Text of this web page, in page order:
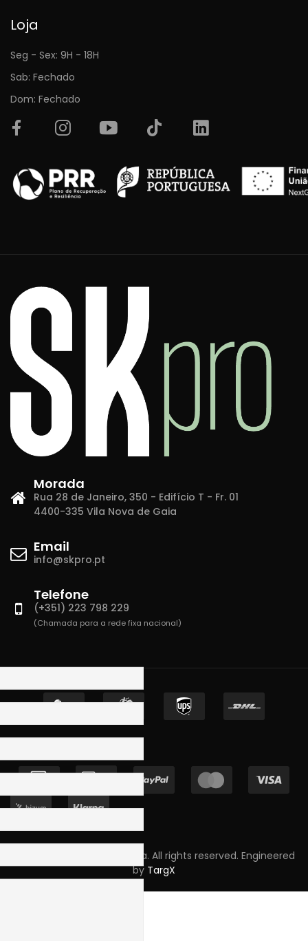
Loja
Seg - Sex: 9H - 18H
Sab: Fechado
Dom: Fechado
Morada
Rua 28 de Janeiro, 350 - Edifício T - Fr. 01
4400-335 Vila Nova de Gaia
Email
info@skpro.pt
Telefone
(+351) 223 798 229
(Chamada para a rede fixa nacional)
Copyright © 2023 Skpro, Lda. All rights reserved. Engineered
by TargX